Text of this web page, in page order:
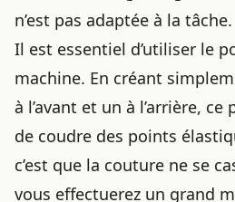
n’est pas adaptée à la tâche.
Il est essentiel d’utiliser le
machine. En créant
à l’avant et un à l’arrière,
de coudre des points
c’est que la couture ne se
vous effectuerez un grand